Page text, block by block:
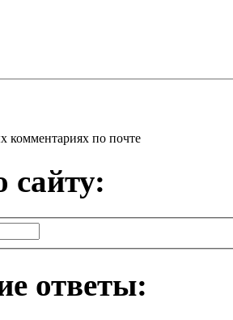
комментариях по почте
сайту:
ответы: